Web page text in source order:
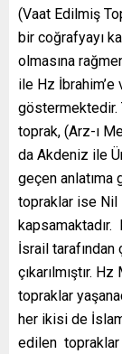
(Vaat Edilmiş
bir coğrafyayı
olmasına
ile Hz
göstermektedir.
toprak, (Arz-ı
da Akdeniz ile
geçen anlatıma
topraklar ise Nil
kapsamaktadır.
İsrail tarafından
çıkarılmıştır.
topraklar
her ikisi de
edilen topraklar